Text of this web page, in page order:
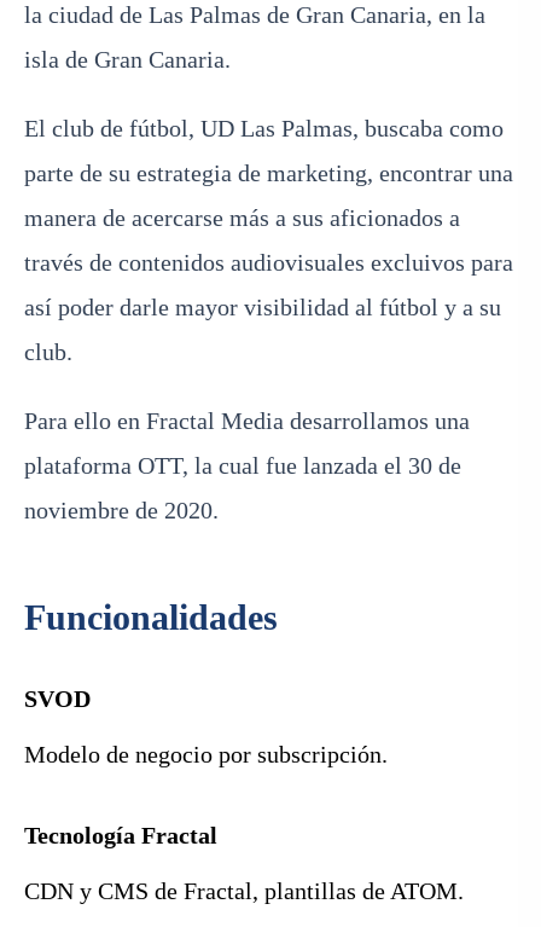
la ciudad de Las Palmas de Gran Canaria, en la
isla de Gran Canaria.
El club de fútbol, UD Las Palmas, buscaba como
parte de su estrategia de marketing, encontrar una
manera de acercarse más a sus aficionados a
través de contenidos audiovisuales excluivos para
así poder darle mayor visibilidad al fútbol y a su
club.
Para ello en Fractal Media desarrollamos una
plataforma OTT, la cual fue lanzada el 30 de
noviembre de 2020.
Funcionalidades
SVOD
Modelo de negocio por subscripción.
Tecnología Fractal
CDN y CMS de Fractal, plantillas de ATOM.